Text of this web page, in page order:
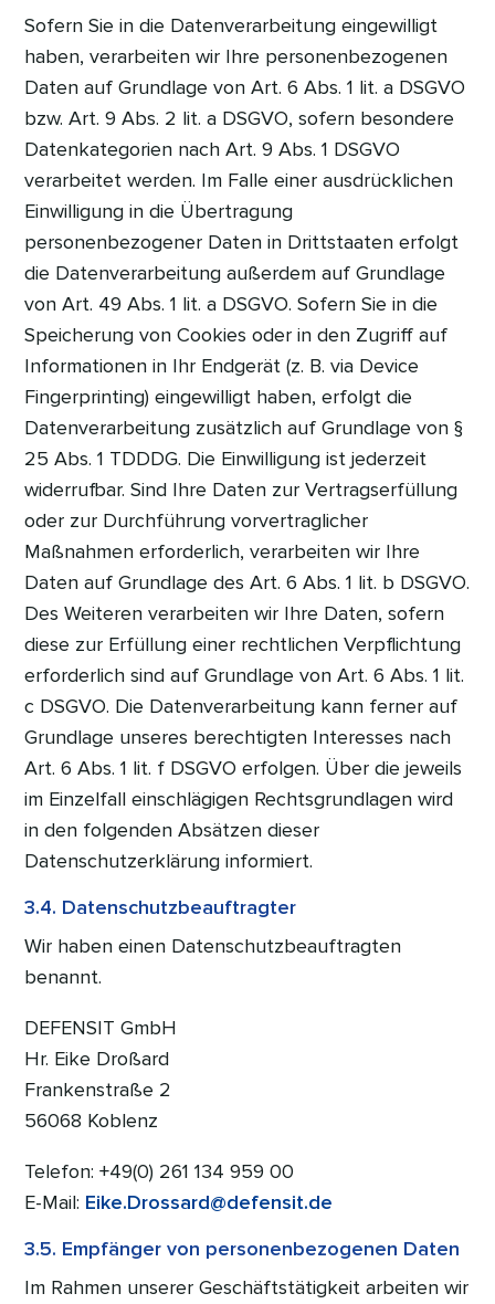
Sofern Sie in die Datenverarbeitung eingewilligt
haben, verarbeiten wir Ihre personenbezogenen
Daten auf Grundlage von Art. 6 Abs. 1 lit. a DSGVO
bzw. Art. 9 Abs. 2 lit. a DSGVO, sofern besondere
Datenkategorien nach Art. 9 Abs. 1 DSGVO
verarbeitet werden. Im Falle einer ausdrücklichen
Einwilligung in die Übertragung
personenbezogener Daten in Drittstaaten erfolgt
die Datenverarbeitung außerdem auf Grundlage
von Art. 49 Abs. 1 lit. a DSGVO. Sofern Sie in die
Speicherung von Cookies oder in den Zugriff auf
Informationen in Ihr Endgerät (z. B. via Device
Fingerprinting) eingewilligt haben, erfolgt die
Datenverarbeitung zusätzlich auf Grundlage von §
25 Abs. 1 TDDDG. Die Einwilligung ist jederzeit
widerrufbar. Sind Ihre Daten zur Vertragserfüllung
oder zur Durchführung vorvertraglicher
Maßnahmen erforderlich, verarbeiten wir Ihre
Daten auf Grundlage des Art. 6 Abs. 1 lit. b DSGVO.
Des Weiteren verarbeiten wir Ihre Daten, sofern
diese zur Erfüllung einer rechtlichen Verpflichtung
erforderlich sind auf Grundlage von Art. 6 Abs. 1 lit.
c DSGVO. Die Datenverarbeitung kann ferner auf
Grundlage unseres berechtigten Interesses nach
Art. 6 Abs. 1 lit. f DSGVO erfolgen. Über die jeweils
im Einzelfall einschlägigen Rechtsgrundlagen wird
in den folgenden Absätzen dieser
Datenschutzerklärung informiert.
3.4. Datenschutzbeauftragter
Wir haben einen Datenschutzbeauftragten
benannt.
DEFENSIT GmbH
Hr. Eike Droßard
Frankenstraße 2
56068 Koblenz
Telefon: +49(0) 261 134 959 00
E-Mail: Eike.Drossard@defensit.de
3.5. Empfänger von personenbezogenen Daten
Im Rahmen unserer Geschäftstätigkeit arbeiten wir